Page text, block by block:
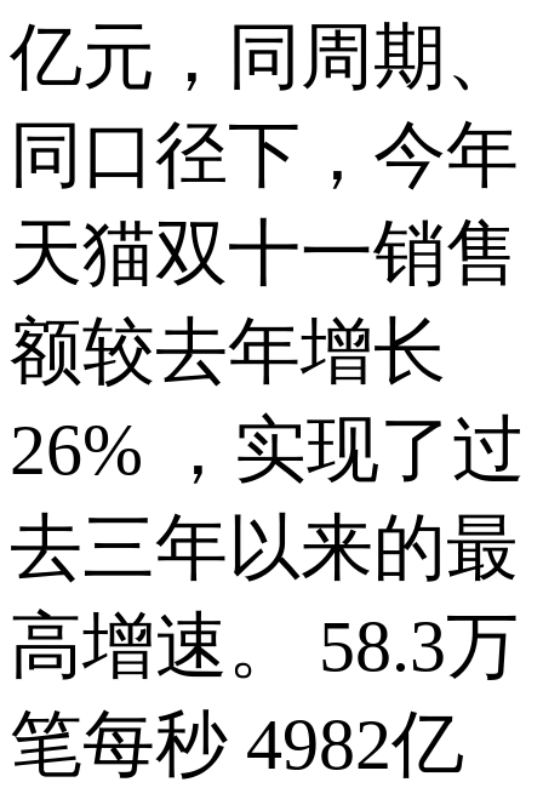
亿元，同周期、
同口径下，今年
天猫双十一销售
额较去年增长
26% ，实现了过
去三年以来的最
高增速。 58.3万
笔每秒 4982亿